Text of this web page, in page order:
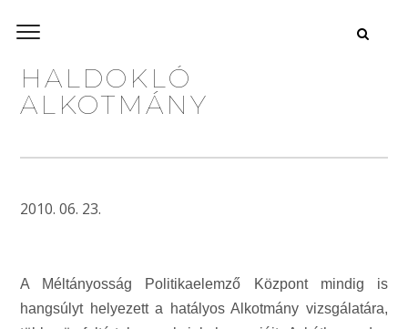
HALDOKLÓ
ALKOTMÁNY
2010. 06. 23.
A Méltányosság Politikaelemző Központ mindig is
hangsúlyt helyezett a hatályos Alkotmány vizsgálatára,